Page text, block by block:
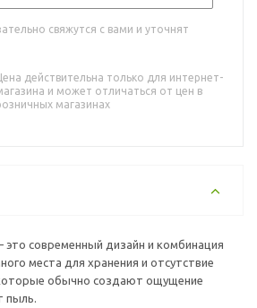
свяжутся с вами и уточнят
действительна только для интернет-
и может отличаться от цен в
магазинах
современный дизайн и комбинация
места для хранения и отсутствие
обычно создают ощущение
пыль.